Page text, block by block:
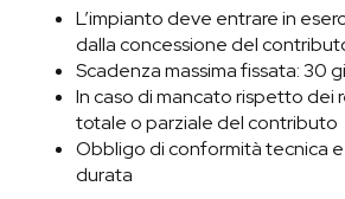
L’impianto deve entrare in
dalla concessione del
Scadenza massima fissata: 30
In caso di mancato rispetto dei
totale o parziale del contributo
Obbligo di conformità tecnica e
durata